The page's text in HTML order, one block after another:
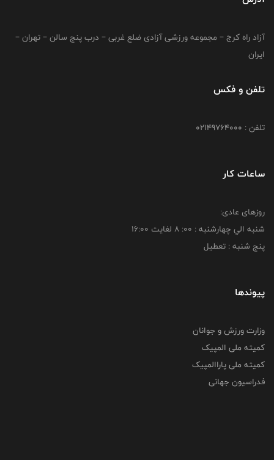
آزاد راه کرج – مجموعه ورزشی آزادی ضلع غربی – درب پنج سالن – تهران –
ایران
تلفن و فکس
تلفن : 02149764000
ساعات کار
روزهای عادی:
شنبه الي چهارشنبه : 00: 8 لغايت 16:00
پنج شنبه : تعطیل
پیوندها
وزارت ورزش و جوانان
کمیته ملی المپیک
کمیته ملی پاراالمپیک
فدراسیون جهانی